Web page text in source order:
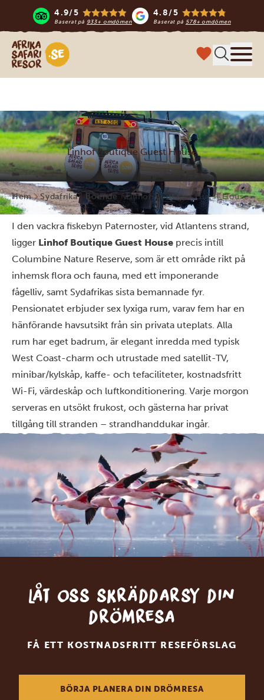
4.9/5
Baserat på 933+ omdömen
4.8/5
Baserat på 578+ omdömen
Safari-resor i Afrika
Linhof Boutique Guest House
Hem Sydafrika Boende Linhof Boutique Guest House
I den vackra fiskebyn Paternoster, vid Atlantens strand,
ligger Linhof Boutique Guest House precis intill
Columbine Nature Reserve, som är ett område rikt på
inhemsk flora och fauna, med ett imponerande
fågelliv, samt Sydafrikas sista bemannade fyr.
Pensionatet erbjuder sex lyxiga rum, varav fem har en
hänförande havsutsikt från sin privata uteplats. Alla
rum har eget badrum, är elegant inredda med typisk
West Coast-charm och utrustade med satellit-TV,
minibar/kylskåp, kaffe- och tefaciliteter, kostnadsfritt
Wi-Fi, värdeskåp och luftkonditionering. Varje morgon
serveras en utsökt frukost, och gästerna har privat
tillgång till stranden – strandhanddukar ingår.
Låt oss skräddarsy din
drömresa
FÅ ETT KOSTNADSFRITT RESEFÖRSLAG
BÖRJA PLANERA DIN DRÖMRESA